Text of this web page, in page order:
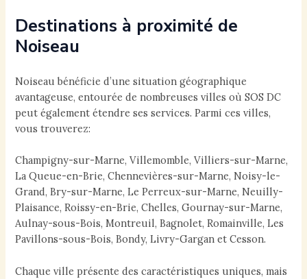
Destinations à proximité de
Noiseau
Noiseau bénéficie d’une situation géographique
avantageuse, entourée de nombreuses villes où SOS DC
peut également étendre ses services. Parmi ces villes,
vous trouverez:
Champigny-sur-Marne, Villemomble, Villiers-sur-Marne,
La Queue-en-Brie, Chennevières-sur-Marne, Noisy-le-
Grand, Bry-sur-Marne, Le Perreux-sur-Marne, Neuilly-
Plaisance, Roissy-en-Brie, Chelles, Gournay-sur-Marne,
Aulnay-sous-Bois, Montreuil, Bagnolet, Romainville, Les
Pavillons-sous-Bois, Bondy, Livry-Gargan et Cesson.
Chaque ville présente des caractéristiques uniques, mais